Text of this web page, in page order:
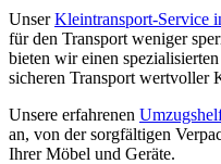
UnserKleintransport-Service
für den Transport weniger
bieten wir einen spezialisierten
sicheren Transport wertvoller
Unsere erfahrenen
an, von der sorgfältigen
Ihrer Möbel und Geräte.